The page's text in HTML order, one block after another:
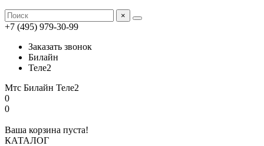
×
+7 (495) 979-30-99
Заказать звонок
Билайн
Теле2
Мтс Билайн Теле2
0
0
Ваша корзина пуста!
КАТАЛОГ